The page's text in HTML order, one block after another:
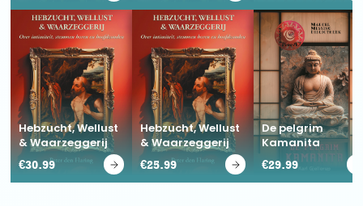
Hebzucht, Wellust
& Waarzeggerij
€30.99
Hebzucht, Wellust
& Waarzeggerij
€25.99
De pelgrim
Kamanita
€29.99